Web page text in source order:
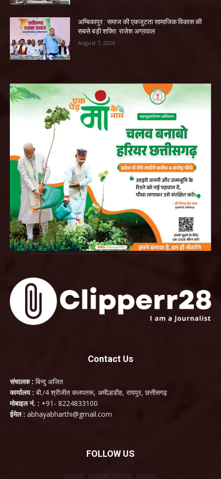
अम्बिकापुर : समाज की एकजुटता सामाजिक विकास की
सबसे बड़ी शक्ति: राजेश अग्रवाल
August 7, 2026
Contact Us
संचालक : बिन्दु अजित
कार्यालय : बी./4 श्रीजीत कलपतरू, अमील्हडीह, रायपुर, छत्तीसगढ़
मोबाइल नं. : +91- 8224833100
ईमेल : abhayabharthi@gmail.com
FOLLOW US